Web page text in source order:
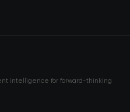
intelligence for forward-thinking